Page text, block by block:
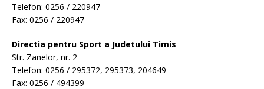
Telefon: 0256 / 220947
Fax: 0256 / 220947
Directia pentru Sport a Judetului Timis
Str. Zanelor, nr. 2
Telefon: 0256 / 295372, 295373, 204649
Fax: 0256 / 494399